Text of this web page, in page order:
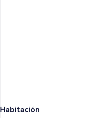
Habitación